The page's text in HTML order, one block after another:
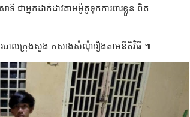
ជាអ្នកដាក់ដាវតាមម៉ូតូទុកការពារខ្លួន ពិត
របាលក្រុងសួង កសាងសំណុំរឿងតាមនីតិវិធី ៕